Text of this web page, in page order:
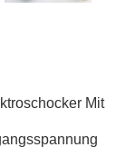
Mit